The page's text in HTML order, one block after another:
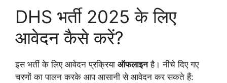
DHS भर्ती 2025 के लिए
आवेदन कैसे करें?
इस भर्ती के लिए आवेदन प्रक्रिया ऑफलाइनहै। नीचे दिए गए
चरणों का पालन करके आप आसानी से आवेदन कर सकते हैं: